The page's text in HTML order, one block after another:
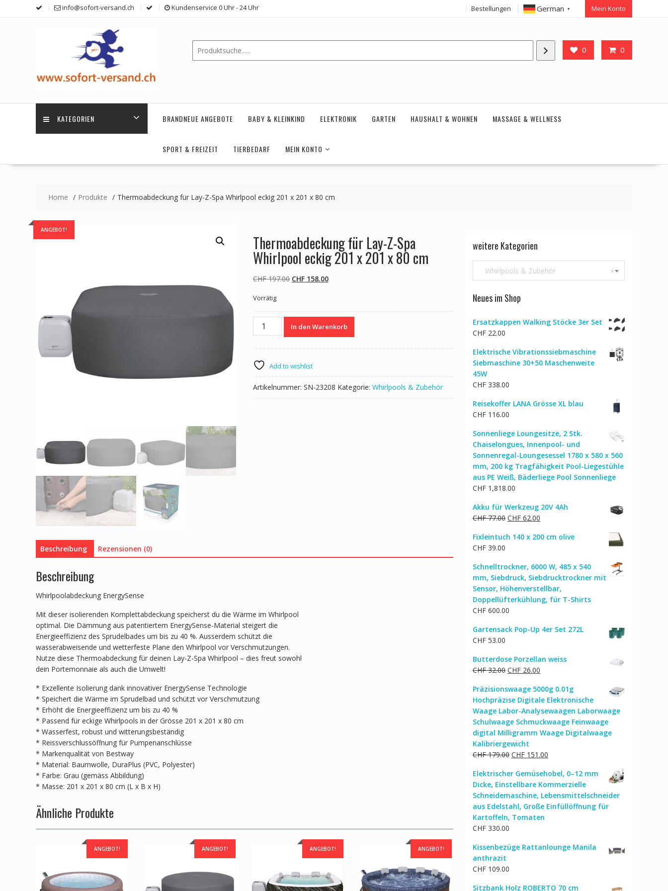
info@sofort-versand.ch Kundenservice 0 Uhr - 24 Uhr Bestellungen German ▼ Mein Konto
0 0
KATEGORIEN BRANDNEUE ANGEBOTE BABY & KLEINKIND ELEKTRONIK GARTEN HAUSHALT & WOHNEN MASSAGE & WELLNESS
SPORT & FREIZEIT TIERBEDARF MEIN KONTO
Home Produkte Thermoabdeckung für Lay-Z-Spa Whirlpool eckig 201 x 201 x 80 cm
ANGEBOT!
Thermoabdeckung für Lay-Z-Spa
Whirlpool eckig 201 x 201 x 80 cm
CHF197.00 Ursprünglicher
CHF 197.00
CHF158.00Aktueller
CHF 158.00.
Vorrätig
Thermoabdeckung
Spa
Whirlpool
eckig
201
In den Warenkorb
Add to wishlist
Artikelnummer: SN-23208 Kategorie: Whirlpools & Zubehör
Beschreibung Rezensionen (0)
Beschreibung
Whirlpoolabdeckung EnergySense
Mit dieser isolierenden Komplettabdeckung speicherst du die Wärme im Whirlpool
optimal. Die Dämmung aus patentiertem EnergySense-Material steigert die
Energieeffizienz des Sprudelbades um bis zu 40 %. Ausserdem schützt die
wasserabweisende und wetterfeste Plane den Whirlpool vor Verschmutzungen.
Nutze diese Thermoabdeckung für deinen Lay-Z-Spa Whirlpool – dies freut sowohl
dein Portemonnaie als auch die Umwelt!
* Exzellente Isolierung dank innovativer EnergySense Technologie
* Speichert die Wärme im Sprudelbad und schützt vor Verschmutzung
* Erhöht die Energieeffizienz um bis zu 40 %
* Passend für eckige Whirlpools in der Grösse 201 x 201 x 80 cm
* Wasserfest, robust und witterungsbeständig
* Reissverschlussöffnung für Pumpenanschlüsse
* Markenqualität von Bestway
* Material: Baumwolle, DuraPlus (PVC, Polyester)
* Farbe: Grau (gemäss Abbildung)
* Masse: 201 x 201 x 80 cm (L x B x H)
Ähnliche Produkte
ANGEBOT! ANGEBOT! ANGEBOT! ANGEBOT!
weitere Kategorien
×
Whirlpools & Zubehör
Neues im Shop
Ersatzkappen Walking Stöcke 3er Set
CHF 22.00
Elektrische Vibrationssiebmaschine
Siebmaschine 30+50 Maschenweite
45W
CHF 338.00
Reisekoffer LANA Grösse XL blau
CHF 116.00
Sonnenliege Loungesitze, 2 Stk.
Chaiselongues, Innenpool- und
Sonnenregal-Loungesessel 1780 x 580 x 560
mm, 200 kg Tragfähigkeit Pool-Liegestühle
aus PE Weiß, Bäderliege Pool Sonnenliege
CHF 1,818.00
Akku für Werkzeug 20V 4Ah
CHF77.00 Ursprünglicher
war:
CHF 62.00
ist:
Fixleintuch 140 x 200 cm olive
CHF 39.00
Schnelltrockner, 6000 W, 485 x 540
mm, Siebdruck, Siebdrucktrockner mit
Sensor, Höhenverstellbar,
Doppellüfterkühlung, für T-Shirts
CHF 600.00
Gartensack Pop-Up 4er Set 272L
CHF 53.00
Butterdose Porzellan weiss
CHF32.00 Ursprünglicher
war:
CHF 32.00
CHF 26.00
ist:
CHF 26.00.
Präzisionswaage 5000g 0.01g
Hochpräzise Digitale Elektronische
Waage Labor-Analysewaagen Laborwaage
Schulwaage Schmuckwaage Feinwaage
digital Milligramm Waage Digitalwaage
Kalibriergewicht
CHF179.00 Ursprünglicher
war:
CHF 179.00
CHF 151.00
ist:
CHF 151.00.
Elektrischer Gemüsehobel, 0–12 mm
Dicke, Einstellbare Kommerzielle
Schneidemaschine, Lebensmittelschneider
aus Edelstahl, Große Einfüllöffnung für
Kartoffeln, Tomaten
CHF 330.00
Kissenbezüge Rattanlounge Manila
anthrazit
CHF 109.00
Sitzbank Holz ROBERTO 70 cm